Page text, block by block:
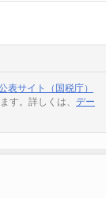
表サイト（国税庁）
す。詳しくは、 デー